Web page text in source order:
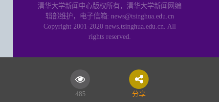
485 分享
清华大学新闻中心版权所有，清华大学新闻网编
辑部维护，电子信箱: news@tsinghua.edu.cn
Copyright 2001-2020 news.tsinghua.edu.cn. All
rights reserved.